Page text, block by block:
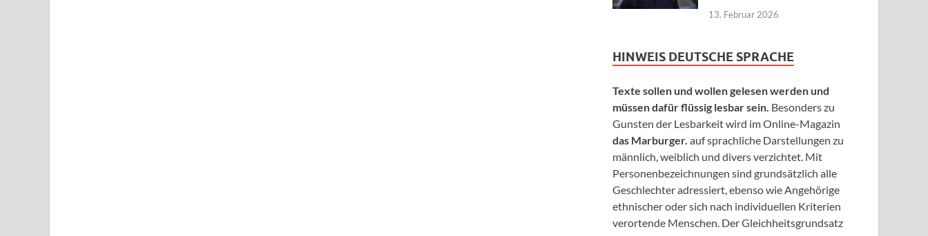
13. Februar 2026
HINWEIS DEUTSCHE SPRACHE
Texte sollen und wollen gelesen werden und
müssen dafür flüssig lesbar sein. Besonders zu
Gunsten der Lesbarkeit wird im Online-Magazin
das Marburger. auf sprachliche Darstellungen zu
männlich, weiblich und divers verzichtet. Mit
Personenbezeichnungen sind grundsätzlich alle
Geschlechter adressiert, ebenso wie Angehörige
ethnischer oder sich nach individuellen Kriterien
verortende Menschen. Der Gleichheitsgrundsatz